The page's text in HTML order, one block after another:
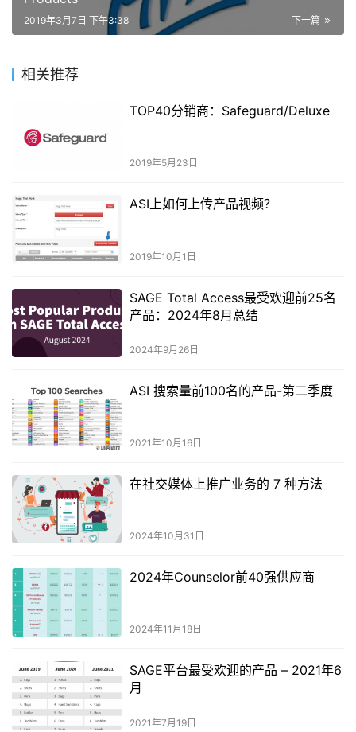
下一篇
2019年3月7日 下午3:38
相关推荐
TOP40分销商：Safeguard/Deluxe
2019年5月23日
ASI上如何上传产品视频？
2019年10月1日
SAGE Total Access最受欢迎前25名
产品：2024年8月总结
2024年9月26日
ASI 搜索量前100名的产品-第二季度
2021年10月16日
在社交媒体上推广业务的 7 种方法
2024年10月31日
2024年Counselor前40强供应商
2024年11月18日
SAGE平台最受欢迎的产品 – 2021年6
月
2021年7月19日